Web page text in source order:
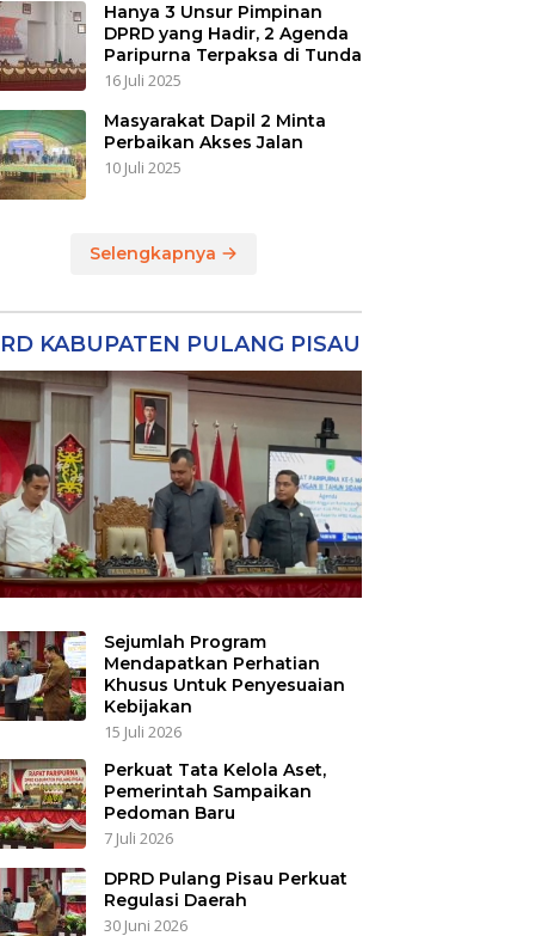
Hanya 3 Unsur Pimpinan
DPRD yang Hadir, 2 Agenda
Paripurna Terpaksa di Tunda
16 Juli 2025
Masyarakat Dapil 2 Minta
Perbaikan Akses Jalan
10 Juli 2025
Selengkapnya
KABUPATEN PULANG PISAU
Sejumlah Program
Mendapatkan Perhatian
Khusus Untuk Penyesuaian
Kebijakan
15 Juli 2026
Perkuat Tata Kelola Aset,
Pemerintah Sampaikan
Pedoman Baru
7 Juli 2026
DPRD Pulang Pisau Perkuat
Regulasi Daerah
30 Juni 2026